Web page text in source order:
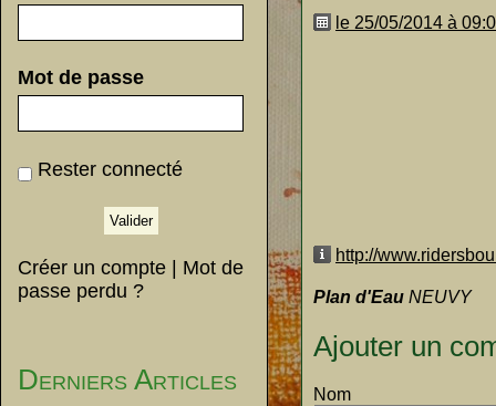
Mot de passe
Rester connecté
Créer un compte
Mot de
passe perdu ?
Derniers Articles
le 25/05/2014 à
http://
Plan d'Eau NEUVY
Ajouter un
Nom